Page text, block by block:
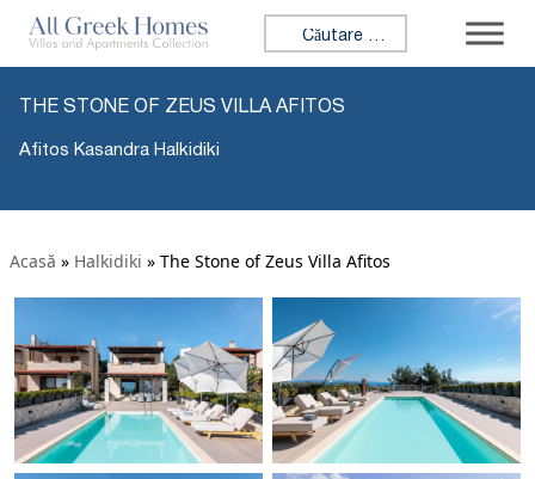
Caută:
THE STONE OF ZEUS VILLA AFITOS
Afitos Kasandra Halkidiki
Acasă » Halkidiki » The Stone of Zeus Villa Afitos